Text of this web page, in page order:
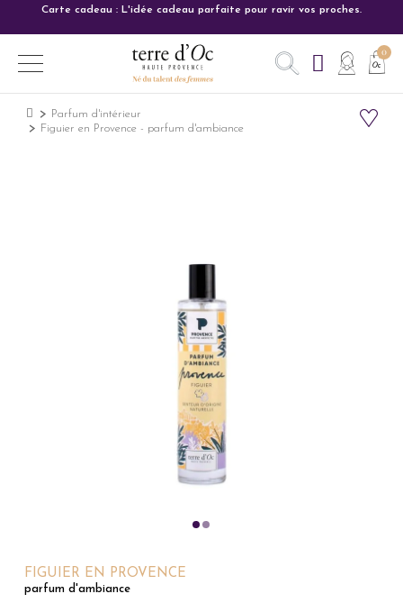
Carte cadeau : L'idée cadeau parfaite pour ravir vos proches.
Parfum d'intérieur
Figuier en Provence - parfum d'ambiance
FIGUIER EN PROVENCE
parfum d'ambiance